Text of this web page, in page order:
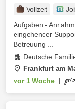
Vollzeit
Aufgaben -
eingehender
Betreuung ...
Deutsche
Frankfurt am
vor 1 Woche